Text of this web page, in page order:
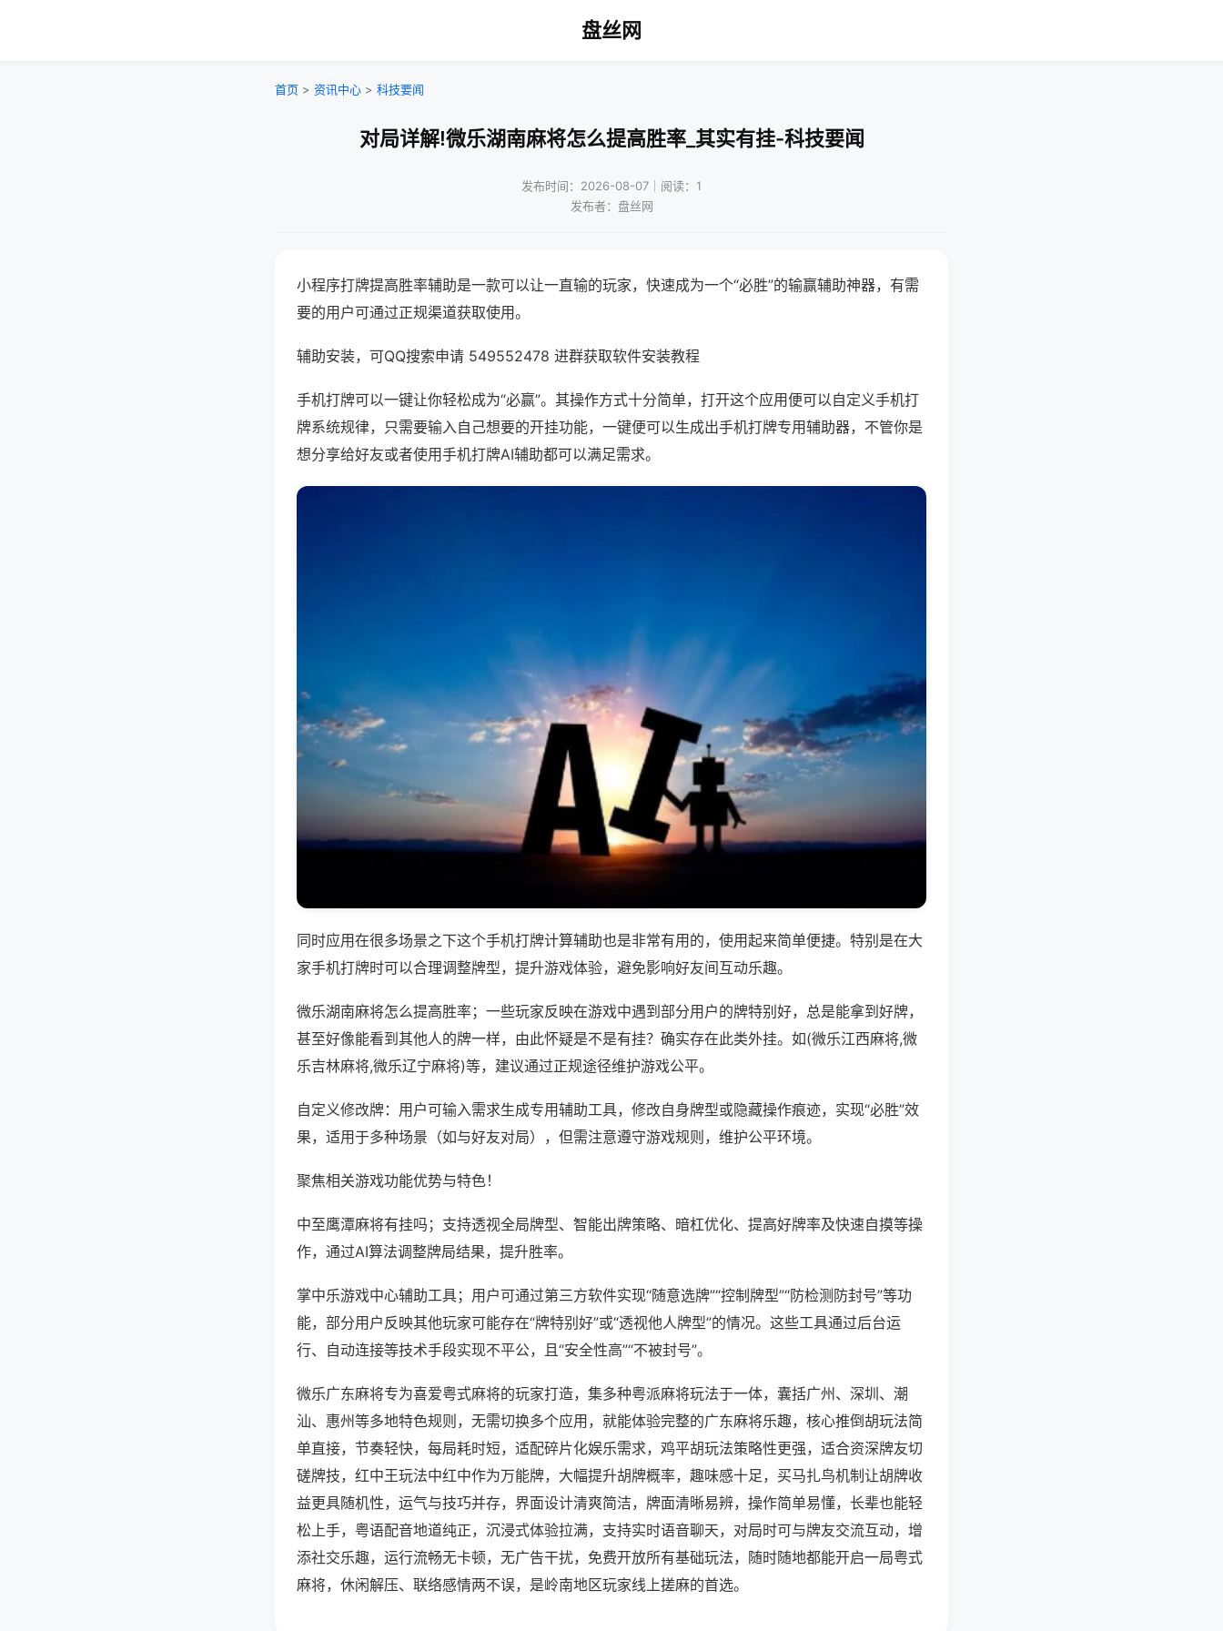
盘丝网
首页 > 资讯中心 > 科技要闻
对局详解!微乐湖南麻将怎么提高胜率_其实有挂-科技要闻
发布时间：2026-08-07｜阅读：1
发布者：盘丝网
小程序打牌提高胜率辅助是一款可以让一直输的玩家，快速成为一个“必胜”的输赢辅助神器，有需
要的用户可通过正规渠道获取使用。
辅助安装，可QQ搜索申请 549552478 进群获取软件安装教程
手机打牌可以一键让你轻松成为“必赢”。其操作方式十分简单，打开这个应用便可以自定义手机打
牌系统规律，只需要输入自己想要的开挂功能，一键便可以生成出手机打牌专用辅助器，不管你是
想分享给好友或者使用手机打牌AI辅助都可以满足需求。
同时应用在很多场景之下这个手机打牌计算辅助也是非常有用的，使用起来简单便捷。特别是在大
家手机打牌时可以合理调整牌型，提升游戏体验，避免影响好友间互动乐趣。
微乐湖南麻将怎么提高胜率；一些玩家反映在游戏中遇到部分用户的牌特别好，总是能拿到好牌，
甚至好像能看到其他人的牌一样，由此怀疑是不是有挂？确实存在此类外挂。如(微乐江西麻将,微
乐吉林麻将,微乐辽宁麻将)等，建议通过正规途径维护游戏公平。
自定义修改牌：用户可输入需求生成专用辅助工具，修改自身牌型或隐藏操作痕迹，实现“必胜”效
果，适用于多种场景（如与好友对局），但需注意遵守游戏规则，维护公平环境。
聚焦相关游戏功能优势与特色！
中至鹰潭麻将有挂吗；支持透视全局牌型、智能出牌策略、暗杠优化、提高好牌率及快速自摸等操
作，通过AI算法调整牌局结果，提升胜率。
掌中乐游戏中心辅助工具；用户可通过第三方软件实现“随意选牌”“控制牌型”“防检测防封号”等功
能，部分用户反映其他玩家可能存在“牌特别好”或“透视他人牌型”的情况。这些工具通过后台运
行、自动连接等技术手段实现不平公，且“安全性高”“不被封号”。
微乐广东麻将专为喜爱粤式麻将的玩家打造，集多种粤派麻将玩法于一体，囊括广州、深圳、潮
汕、惠州等多地特色规则，无需切换多个应用，就能体验完整的广东麻将乐趣，核心推倒胡玩法简
单直接，节奏轻快，每局耗时短，适配碎片化娱乐需求，鸡平胡玩法策略性更强，适合资深牌友切
磋牌技，红中王玩法中红中作为万能牌，大幅提升胡牌概率，趣味感十足，买马扎鸟机制让胡牌收
益更具随机性，运气与技巧并存，界面设计清爽简洁，牌面清晰易辨，操作简单易懂，长辈也能轻
松上手，粤语配音地道纯正，沉浸式体验拉满，支持实时语音聊天，对局时可与牌友交流互动，增
添社交乐趣，运行流畅无卡顿，无广告干扰，免费开放所有基础玩法，随时随地都能开启一局粤式
麻将，休闲解压、联络感情两不误，是岭南地区玩家线上搓麻的首选。